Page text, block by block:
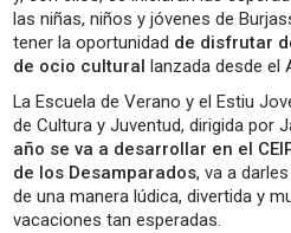
las niñas, niños y jóvenes de
tener la oportunidad de disfrutar
de ocio cultural lanzada desde el
La Escuela de Verano y el Estiu
de Cultura y Juventud, dirigida por
año se va a desarrollar en el
de los Desamparados, va a
de una manera lúdica, divertida y
vacaciones tan esperadas.